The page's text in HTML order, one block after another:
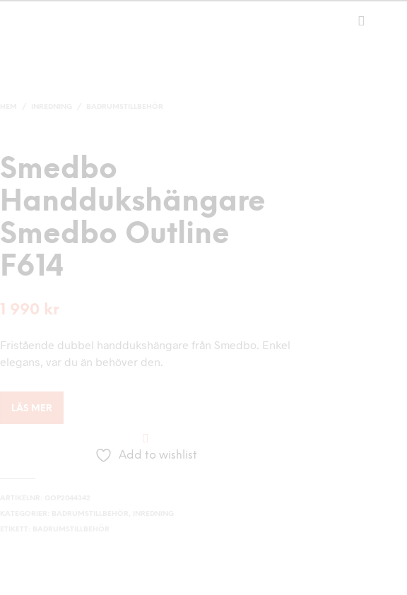
Smedbo
Handdukshängare
Smedbo Outline
F614
1 990 kr
Fristående dubbel handdukshängare från Smedbo. Enkel
elegans, var du än behöver den.
LÄS MER
Add to wishlist